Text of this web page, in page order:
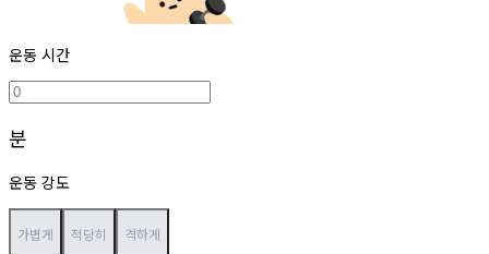
운동 시간
분
운동 강도
가볍게 적당히 격하게